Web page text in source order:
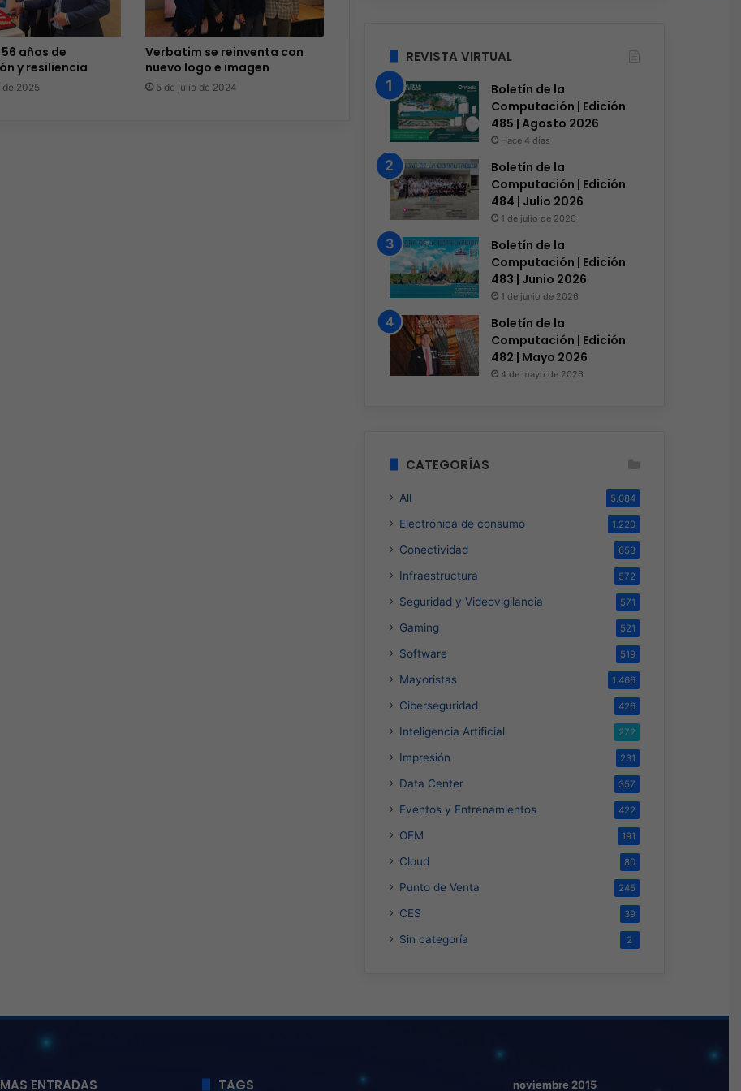
años de
y resiliencia
de 2025
Verbatim se reinventa con
nuevo logo e imagen
5 de julio de 2024
REVISTA VIRTUAL
Boletín de la
Computación | Edición
485 | Agosto 2026
Hace 4 días
Boletín de la
Computación | Edición
484 | Julio 2026
1 de julio de 2026
Boletín de la
Computación | Edición
483 | Junio 2026
1 de junio de 2026
Boletín de la
Computación | Edición
482 | Mayo 2026
4 de mayo de 2026
CATEGORÍAS
All 5.084
Electrónica de consumo 1.220
Conectividad 653
Infraestructura 572
Seguridad y Videovigilancia 571
Gaming 521
Software 519
Mayoristas 1.466
Ciberseguridad 426
Inteligencia Artificial 272
Impresión 231
Data Center 357
Eventos y Entrenamientos 422
OEM 191
Cloud 80
Punto de Venta 245
CES 39
Sin categoría 2
ENTRADAS TAGS noviembre 2015